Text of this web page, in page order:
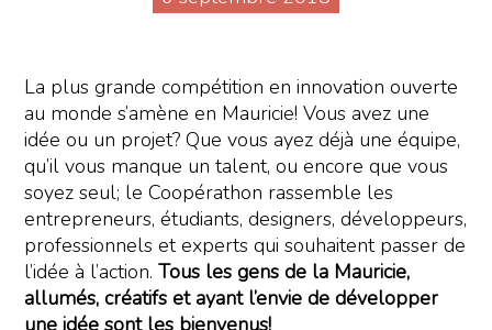
La plus grande compétition en innovation ouverte
au monde s’amène en Mauricie! Vous avez une
idée ou un projet? Que vous ayez déjà une équipe,
qu’il vous manque un talent, ou encore que vous
soyez seul; le Coopérathon rassemble les
entrepreneurs, étudiants, designers, développeurs,
professionnels et experts qui souhaitent passer de
l’idée à l’action.Tous les gens de la Mauricie,
allumés, créatifs et ayant l’envie de développer